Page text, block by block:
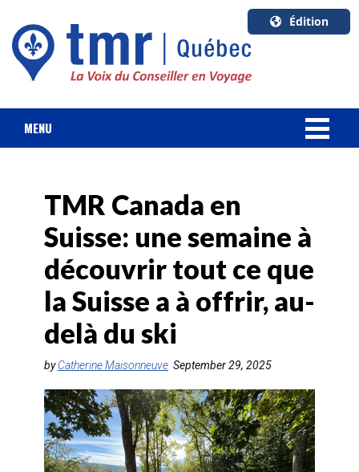
Édition
U.S.A.
English
Canada
MENU
FORFAIT VACANCES
CROISIÈRES
HOTELS & RESORTS
DESTINATIONS
AGENTS DE VOYAGE
FORMATION & RESSOURCES
TMR Canada en
Suisse: une semaine à
découvrir tout ce que
la Suisse a à offrir, au-
delà du ski
byCatherine Maisonneuve September 29, 2025